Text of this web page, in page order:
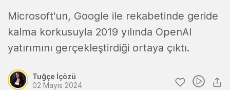
Microsoft'un, Google ile rekabetinde geride
kalma korkusuyla 2019 yılında OpenAI
yatırımını gerçekleştirdiği ortaya çıktı.
Tuğçe İçözü
02 Mayıs 2024